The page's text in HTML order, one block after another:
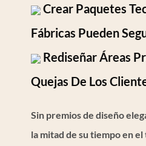
Crear Paquetes
Fábricas Pueden
Rediseñar Áreas
Quejas De Los
Sin premios de diseño
la mitad de su tiempo en